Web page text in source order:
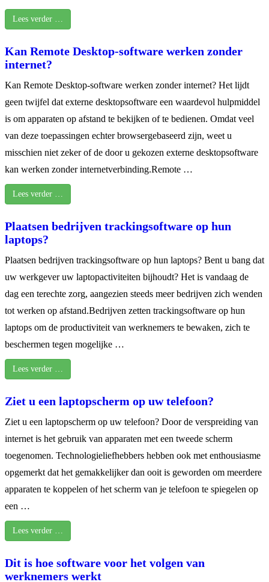
Lees verder …
Kan Remote Desktop-software werken zonder
internet?
Kan Remote Desktop-software werken zonder internet? Het lijdt
geen twijfel dat externe desktopsoftware een waardevol hulpmiddel
is om apparaten op afstand te bekijken of te bedienen. Omdat veel
van deze toepassingen echter browsergebaseerd zijn, weet u
misschien niet zeker of de door u gekozen externe desktopsoftware
kan werken zonder internetverbinding.Remote …
Lees verder …
Plaatsen bedrijven trackingsoftware op hun
laptops?
Plaatsen bedrijven trackingsoftware op hun laptops? Bent u bang dat
uw werkgever uw laptopactiviteiten bijhoudt? Het is vandaag de
dag een terechte zorg, aangezien steeds meer bedrijven zich wenden
tot werken op afstand.Bedrijven zetten trackingsoftware op hun
laptops om de productiviteit van werknemers te bewaken, zich te
beschermen tegen mogelijke …
Lees verder …
Ziet u een laptopscherm op uw telefoon?
Ziet u een laptopscherm op uw telefoon? Door de verspreiding van
internet is het gebruik van apparaten met een tweede scherm
toegenomen. Technologieliefhebbers hebben ook met enthousiasme
opgemerkt dat het gemakkelijker dan ooit is geworden om meerdere
apparaten te koppelen of het scherm van je telefoon te spiegelen op
een …
Lees verder …
Dit is hoe software voor het volgen van
werknemers werkt